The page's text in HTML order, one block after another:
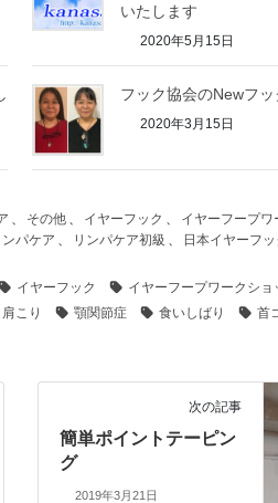
いたします
2020年5月15日
フック協会のNewフッ
2020年3月15日
、 その他 、 イヤーフック 、 イヤーフープ
ンパケア 、 リンパケア初級 、 日本イヤーフ
イヤーフック
イヤーフープワークショ
肩こり 顎関節症 食いしばり 首
次の記事
簡単ポイントテーピン
グ
2019年3月21日